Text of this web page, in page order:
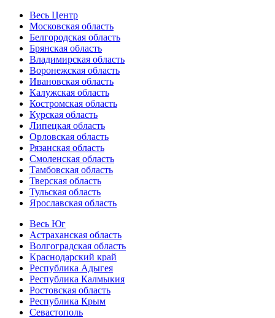
Весь Центр
Московская область
Белгородская область
Брянская область
Владимирская область
Воронежская область
Ивановская область
Калужская область
Костромская область
Курская область
Липецкая область
Орловская область
Рязанская область
Смоленская область
Тамбовская область
Тверская область
Тульская область
Ярославская область
Весь Юг
Астраханская область
Волгоградская область
Краснодарский край
Республика Адыгея
Республика Калмыкия
Ростовская область
Республика Крым
Севастополь